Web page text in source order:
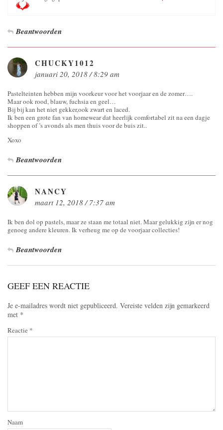
Beantwoorden
CHUCKY1012
januari 20, 2018 / 8:29 am
Pastelteinten hebben mijn voorkeur voor het voorjaar en de zomer….
Maar ook rood, blauw, fuchsia en geel…
Bij bij kan het niet gekker,ook zwart en laced.
Ik ben een grote fan van homewear dat heerlijk comfortabel zit na een dagje
shoppen of ’s avonds als men thuis voor de buis zit..
Xoxo
Beantwoorden
NANCY
maart 12, 2018 / 7:37 am
Ik ben dol op pastels, maar ze staan me totaal niet. Maar gelukkig zijn er nog
genoeg andere kleuren. Ik verheug me op de voorjaar collecties!
Beantwoorden
GEEF EEN REACTIE
Je e-mailadres wordt niet gepubliceerd. Vereiste velden zijn gemarkeerd
met *
Reactie *
Naam